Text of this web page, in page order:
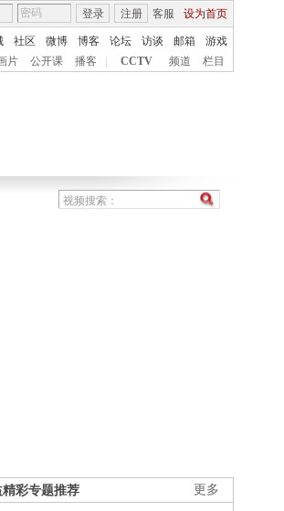
客服 设为首页
登录 注册
社区 微博 博客 论坛 访谈 邮箱
游戏
片 公开课 播客 CCTV 频道 栏目
更多
精彩专题推荐